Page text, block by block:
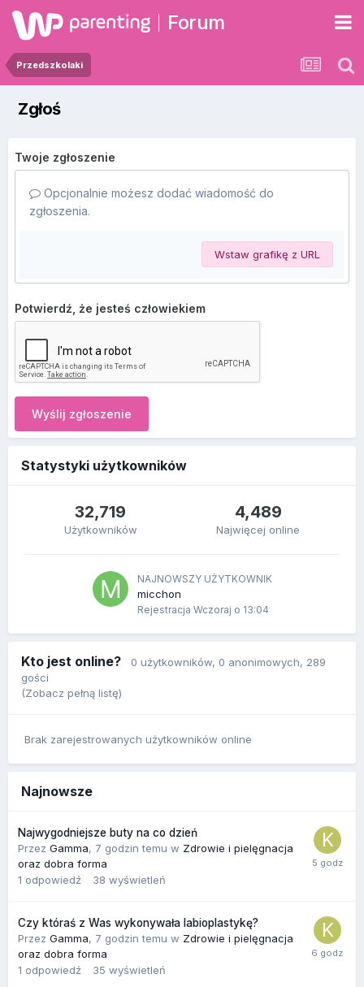
Forum
Przedszkolaki
Zgłoś
Twoje zgłoszenie
Opcjonalnie możesz dodać wiadomość do
zgłoszenia.
Wstaw grafikę z URL
Potwierdź, że jesteś człowiekiem
Wyślij zgłoszenie
Statystyki użytkowników
32,719
Użytkowników
4,489
Najwięcej online
NAJNOWSZY UŻYTKOWNIK
micchon
Rejestracja Wczoraj o 13:04
Kto jest online? 0 użytkowników, 0 anonimowych, 289
gości
(Zobacz pełną listę)
Brak zarejestrowanych użytkowników online
Najnowsze
Najwygodniejsze buty na co dzień
Przez Gamma, 7 godzin temu w Zdrowie i pielęgnacja
oraz dobra forma
1 odpowiedź 38 wyświetleń
Czy któraś z Was wykonywała labioplastykę?
Przez Gamma, 7 godzin temu w Zdrowie i pielęgnacja
oraz dobra forma
1 odpowiedź 35 wyświetleń